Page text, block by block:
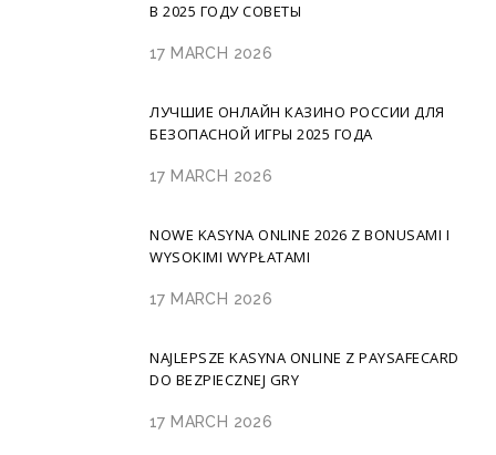
В 2025 ГОДУ СОВЕТЫ
17 MARCH 2026
ЛУЧШИЕ ОНЛАЙН КАЗИНО РОССИИ ДЛЯ
БЕЗОПАСНОЙ ИГРЫ 2025 ГОДА
17 MARCH 2026
NOWE KASYNA ONLINE 2026 Z BONUSAMI I
WYSOKIMI WYPŁATAMI
17 MARCH 2026
NAJLEPSZE KASYNA ONLINE Z PAYSAFECARD
DO BEZPIECZNEJ GRY
17 MARCH 2026